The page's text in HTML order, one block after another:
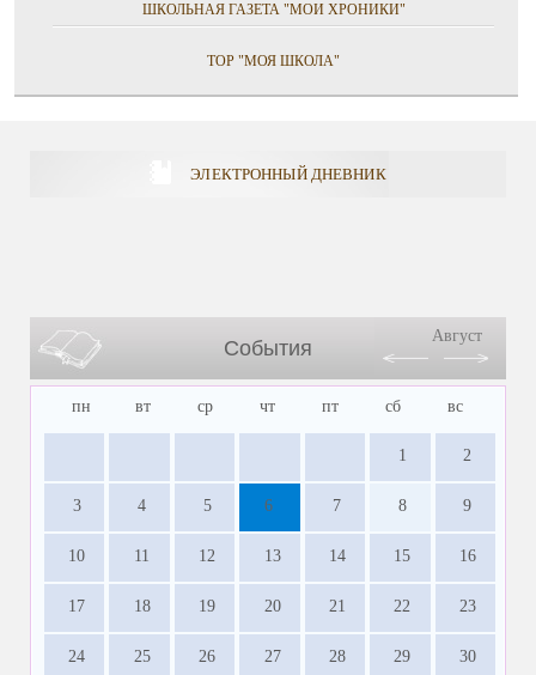
ШКОЛЬНАЯ ГАЗЕТА "МОИ ХРОНИКИ"
ТОР "МОЯ ШКОЛА"
ЭЛЕКТРОННЫЙ ДНЕВНИК
События
Август
пн вт ср чт пт сб вс
1 2
3 4 5 6 7 8 9
10 11 12 13 14 15 16
17 18 19 20 21 22 23
24 25 26 27 28 29 30